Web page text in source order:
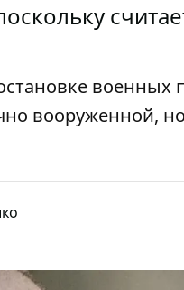
военных
вооруженной, но